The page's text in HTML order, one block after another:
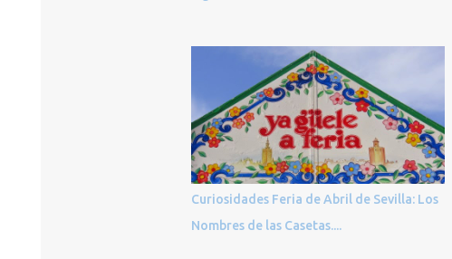
Curiosidades Feria de Abril de Sevilla: Los
Nombres de las Casetas....